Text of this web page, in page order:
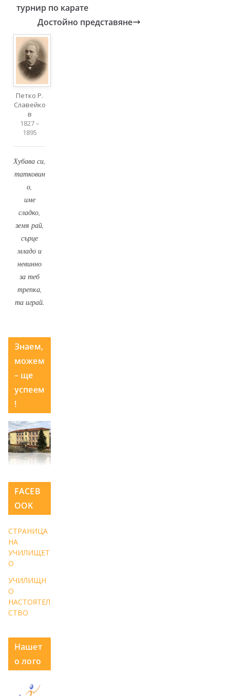
турнир по карате
Достойно представяне
Петко Р.
Славейко
в
1827 –
1895
Хубава си,
татковин
о,
име
сладко,
земя рай,
сърце
младо и
невинно
за теб
трепка,
та играй.
Знаем,
можем
– ще
успеем
!
FACEB
OOK
СТРАНИЦА
НА
УЧИЛИЩЕТ
О
УЧИЛИЩН
О
НАСТОЯТЕЛ
СТВО
Нашет
о лого